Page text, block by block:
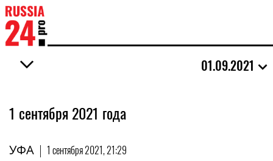
01.09.2021
1 сентября 2021 года
УФА | 1 сентября 2021, 21:29